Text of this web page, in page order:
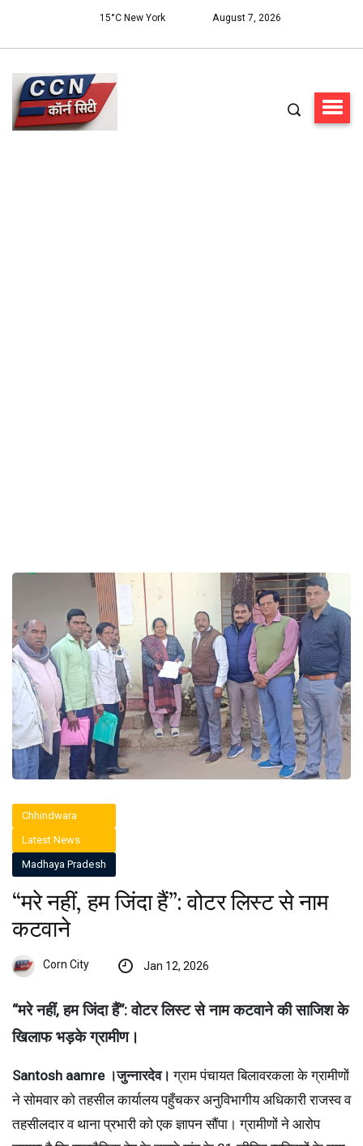
15°C New York August 7, 2026
Chhindwara
Latest News
Madhaya Pradesh
“मरे नहीं, हम जिंदा हैं”: वोटर लिस्ट से नाम
कटवाने
Corn City Jan 12, 2026
“मरे नहीं, हम जिंदा हैं”: वोटर लिस्ट से नाम कटवाने की साजिश के
खिलाफ भड़के ग्रामीण।
Santosh aamre ।जुन्नारदेव। ग्राम पंचायत बिलावरकला के ग्रामीणों
ने सोमवार को तहसील कार्यालय पहुँचकर अनुविभागीय अधिकारी राजस्व व
तहसीलदार व थाना प्रभारी को एक ज्ञापन सौंपा। ग्रामीणों ने आरोप